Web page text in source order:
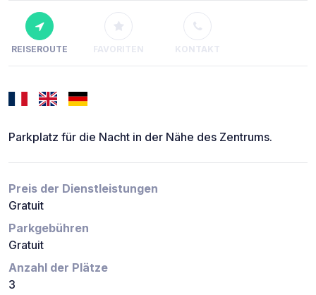
REISEROUTE FAVORITEN KONTAKT
Parkplatz für die Nacht in der Nähe des Zentrums.
Preis der Dienstleistungen
Gratuit
Parkgebühren
Gratuit
Anzahl der Plätze
3